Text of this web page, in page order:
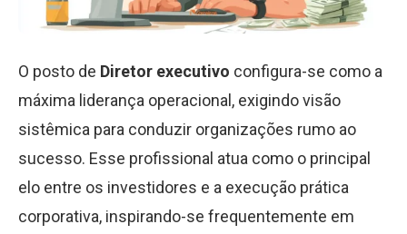
O posto de Diretor executivo configura-se como a
máxima liderança operacional, exigindo visão
sistêmica para conduzir organizações rumo ao
sucesso. Esse profissional atua como o principal
elo entre os investidores e a execução prática
corporativa, inspirando-se frequentemente em